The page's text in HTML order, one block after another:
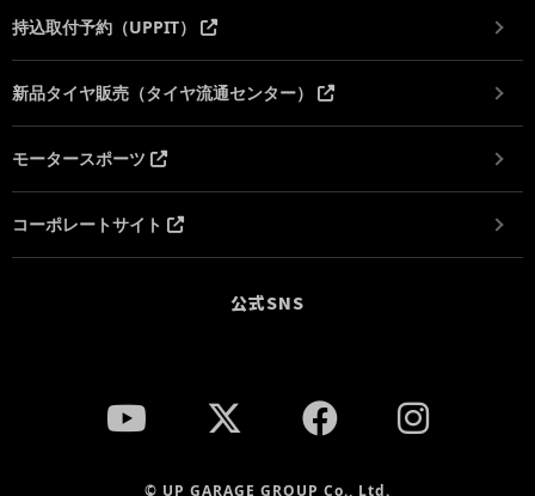
持込取付予約（UPPIT）
新品タイヤ販売（タイヤ流通センター）
モータースポーツ
コーポレートサイト
公式SNS
© UP GARAGE GROUP Co., Ltd.